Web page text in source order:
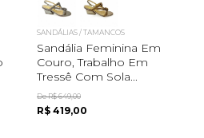
SANDÁLIAS / TAMANCOS
Sandália Feminina Em
Couro, Trabalho Em
Tressê Com Sola...
De R$ 649,00
R$ 419,00